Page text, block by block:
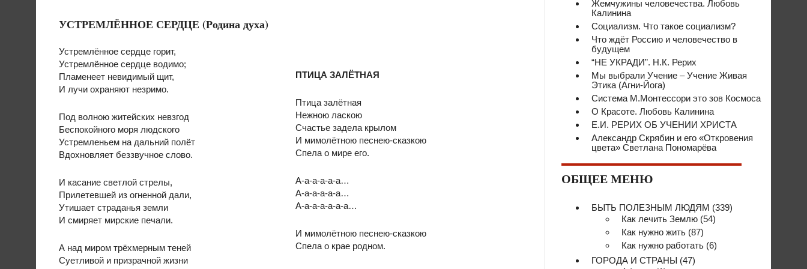
УСТРЕМЛЁННОЕ СЕРДЦЕ (Родина духа)
Устремлённое сердце горит,
Устремлённое сердце водимо;
Пламенеет невидимый щит,
И лучи охраняют незримо.
Под волною житейских невзгод
Беспокойного моря людского
Устремленьем на дальний полёт
Вдохновляет беззвучное слово.
И касание светлой стрелы,
Прилетевшей из огненной дали,
Утишает страданья земли
И смиряет мирские печали.
А над миром трёхмерным теней
Суетливой и призрачной жизни
ПТИЦА ЗАЛЁТНАЯ
Птица залётная
Нежною ласкою
Счастье задела крылом
И мимолётною песнею-сказкою
Спела о мире его.
А-а-а-а-а-а…
А-а-а-а-а-а…
А-а-а-а-а-а-а…
И мимолётною песнею-сказкою
Спела о крае родном.
Жемчужины человечества. Любовь
Калинина
Социализм. Что такое социализм?
Что ждёт Россию и человечество в
будущем
“НЕ УКРАДИ”. Н.К. Рерих
Мы выбрали Учение – Учение Живая
Этика (Агни-Йога)
Система М.Монтессори это зов Космоса
О Красоте. Любовь Калинина
Е.И. РЕРИХ ОБ УЧЕНИИ ХРИСТА
Александр Скрябин и его «Откровения
цвета» Светлана Пономарёва
ОБЩЕЕ МЕНЮ
БЫТЬ ПОЛЕЗНЫМ ЛЮДЯМ (339)
Как лечить Землю (54)
Как нужно жить (87)
Как нужно работать (6)
ГОРОДА И СТРАНЫ (47)